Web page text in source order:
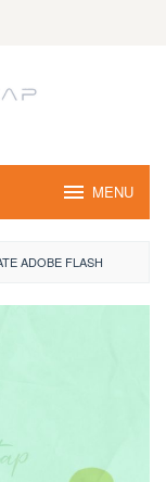
MENU
ADOBE FLASH